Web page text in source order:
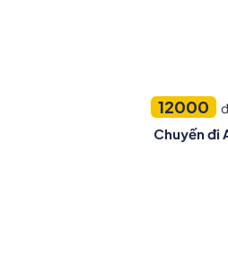
12000
Chuyến đi